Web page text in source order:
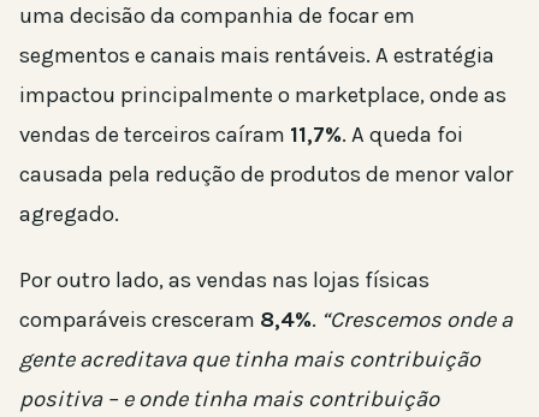
uma decisão da companhia de focar em
segmentos e canais mais rentáveis. A estratégia
impactou principalmente o marketplace, onde as
vendas de terceiros caíram 11,7%. A queda foi
causada pela redução de produtos de menor valor
agregado.
Por outro lado, as vendas nas lojas físicas
comparáveis cresceram 8,4%. “Crescemos onde a
gente acreditava que tinha mais contribuição
positiva – e onde tinha mais contribuição